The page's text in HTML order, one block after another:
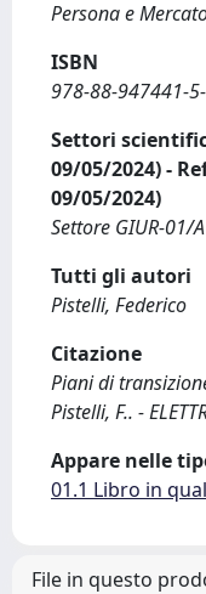
Persona e
ISBN
978-88-947441-
Settori
09/05/2024) -
09/05/2024)
Settore GIUR-01/
Tutti gli autori
Pistelli, Federico
Citazione
Piani di
Pistelli, F.. -
Appare nelle
01.1 Libro in
File in questo